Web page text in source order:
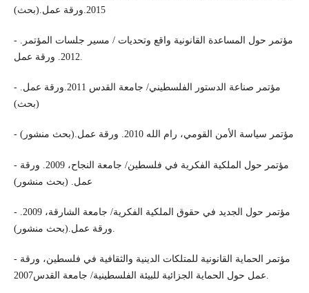
2015.ورقة عمل.(بحث)
- مؤتمر حول المساعدة القانونية واقع وتحديات / مسير جلسات المؤتمر.
2012. ورقة عمل.
- مؤتمر صناعة الدستور الفلسطيني/ جامعة القدس 2011.ورقة عمل.
(بحث)
- مؤتمر سياسة الأمن القومي، رام الله 2010. ورقة عمل.(بحث منشور)
- مؤتمر حول الملكية الفكرية في فلسطين/ جامعة النجاح، 2009. ورقة
عمل. (بحث منشور)
- مؤتمر حول الجديد في حقوق الملكية الفكرية/ جامعة الشارقة، 2009.
- مؤتمر الحماية القانونية للمتلكات الدينية والثقافية في فلسطين، ورقة